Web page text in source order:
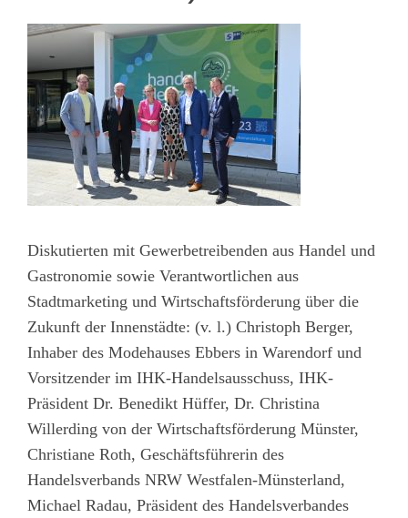
Diskutierten mit Gewerbetreibenden aus Handel und
Gastronomie sowie Verantwortlichen aus
Stadtmarketing und Wirtschaftsförderung über die
Zukunft der Innenstädte: (v. l.) Christoph Berger,
Inhaber des Modehauses Ebbers in Warendorf und
Vorsitzender im IHK-Handelsausschuss, IHK-
Präsident Dr. Benedikt Hüffer, Dr. Christina
Willerding von der Wirtschaftsförderung Münster,
Christiane Roth, Geschäftsführerin des
Handelsverbands NRW Westfalen-Münsterland,
Michael Radau, Präsident des Handelsverbandes